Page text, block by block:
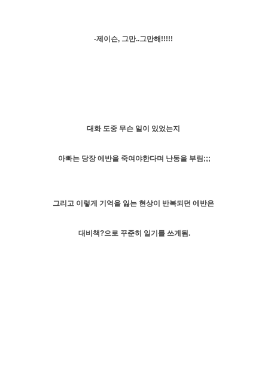
-제이슨, 그만..그만해!!!!!
대화 도중 무슨 일이 있었는지
아빠는 당장 에반을 죽여야한다며 난동을 부림;;;
그리고 이렇게 기억을 잃는 현상이 반복되던 에반은
대비책?으로 꾸준히 일기를 쓰게됨.